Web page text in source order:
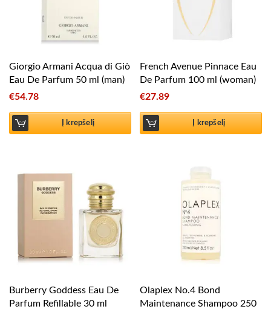
Giorgio Armani Acqua di Giò
Eau De Parfum 50 ml (man)
€54.78
Į krepšelį
French Avenue Pinnace Eau
De Parfum 100 ml (woman)
€27.89
Į krepšelį
Burberry Goddess Eau De
Parfum Refillable 30 ml
Olaplex No.4 Bond
Maintenance Shampoo 250